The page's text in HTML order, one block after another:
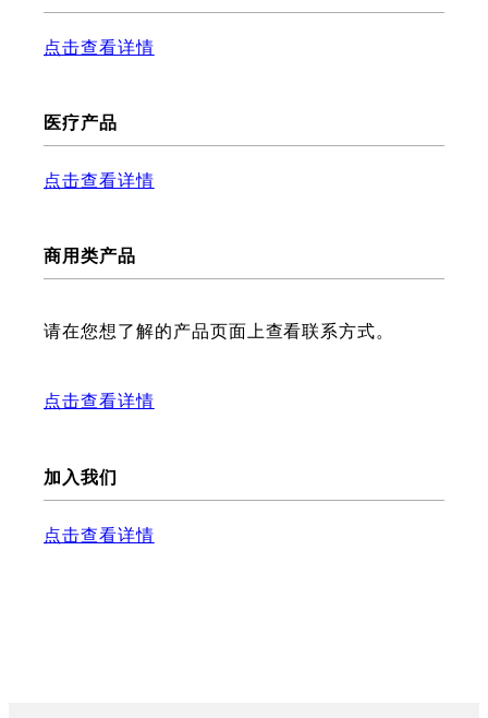
点击查看详情
医疗产品
点击查看详情
商用类产品
请在您想了解的产品页面上查看联系方式。
点击查看详情
加入我们
点击查看详情